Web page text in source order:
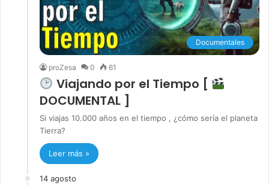
Documentales
proZesa 0 61
Viajando por el Tiempo [
DOCUMENTAL ]
Si viajas 10.000 años en el tiempo , ¿cómo sería el planeta
Tierra?
Leer más »
14 agosto